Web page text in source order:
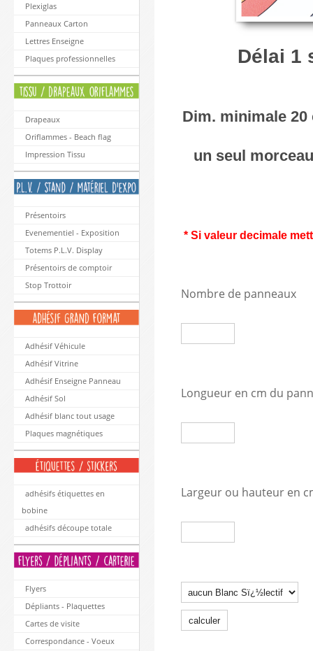
Plexiglas
Panneaux Carton
Lettres Enseigne
Plaques professionnelles
Drapeaux
Oriflammes - Beach flag
Impression Tissu
Présentoirs
Evenementiel - Exposition
Totems P.L.V. Display
Présentoirs de comptoir
Stop Trottoir
Adhésif Véhicule
Adhésif Vitrine
Adhésif Enseigne Panneau
Adhésif Sol
Adhésif blanc tout usage
Plaques magnétiques
adhésifs étiquettes en
bobine
adhésifs découpe totale
Flyers
Dépliants - Plaquettes
Cartes de visite
Correspondance - Voeux
Délai 1
Dim. minimale 20
un seul
* Si valeur decimale
Nombre de
Longueur en cm du
Largeur ou hauteur en